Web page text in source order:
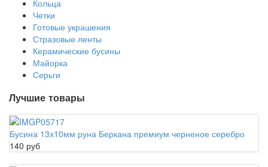
Кольца
Четки
Готовые украшения
Стразовые ленты
Керамические бусины
Майорка
Серьги
Лучшие товары
Бусина 13х10мм руна Беркана премиум черненое серебро
140 руб